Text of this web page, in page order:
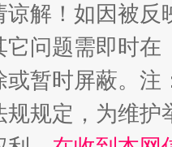
解！如因被
它问题需即时在
或暂时屏蔽。
规规定，为维